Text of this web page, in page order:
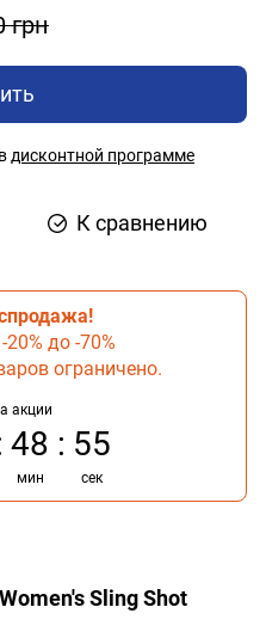
грн
дисконтной программе
К сравнению
до -70%
ограничено.
акции
48
мин
54
сек
Sling Shot